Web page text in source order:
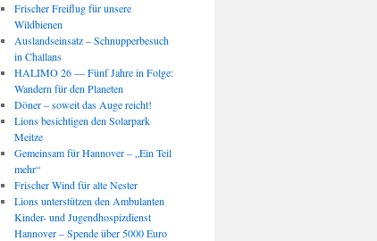
Frischer Freiflug für unsere
Wildbienen
Auslandseinsatz – Schnupperbesuch
in Challans
HALIMO 26 — Fünf Jahre in Folge:
Wandern für den Planeten
Döner – soweit das Auge reicht!
Lions besichtigen den Solarpark
Meitze
Gemeinsam für Hannover – „Ein Teil
mehr“
Frischer Wind für alte Nester
Lions unterstützen den Ambulanten
Kinder- und Jugendhospizdienst
Hannover – Spende über 5000 Euro